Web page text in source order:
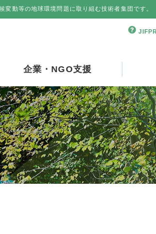
変動等の地球環境問題に取り組む技術者集団です。
企業・NGO支援